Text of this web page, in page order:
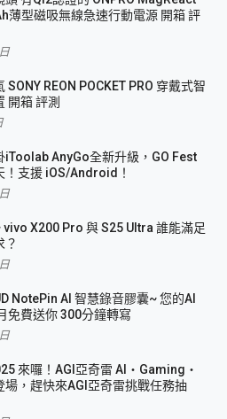
薄型磁吸無線急速行動電源 開箱 評
SONY REON POCKET PRO 穿戴式智
開箱 評測
iToolab AnyGo全新升級，GO Fest
！支援 iOS/Android！
X200 Pro 與 S25 Ultra 誰能滿足
？
NotePin AI 智慧錄音膠囊~ 您的AI
免費送你 300分鐘轉寫
來囉！AGI亞奇雷 AI・Gaming・
場，趕快來AGI亞奇雷挑戰任務抽